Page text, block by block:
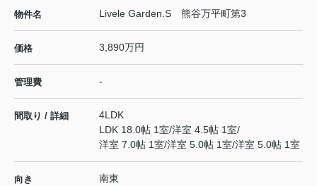
物件名 Livele Garden.S 熊谷万平町第3
価格 3,890万円
管理費 -
間取り / 詳細
4LDK
LDK 18.0帖 1室/洋室 4.5帖 1室/
洋室 7.0帖 1室/洋室 5.0帖 1室/洋室 5.0帖 1室
向き 南東